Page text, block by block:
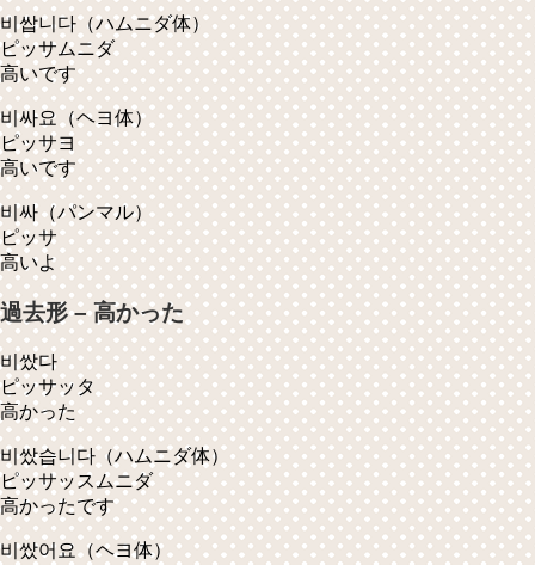
비쌉니다（ハムニダ体）
ピッサムニダ
高いです
비싸요 （ヘヨ体）
ピッサヨ
高いです
비싸（パンマル）
ピッサ
高いよ
過去形 – 高かった
비쌌다
ピッサッタ
高かった
비쌌습니다（ハムニダ体）
ピッサッスムニダ
高かったです
비쌌어요（ヘヨ体）